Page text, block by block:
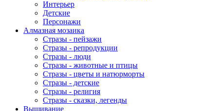
Интерьер
Детские
Персонажи
Алмазная мозаика
Стразы - пейзажи
Стразы - репродукции
Стразы - люди
Стразы - животные и птицы
Стразы - цветы и натюрморты
Стразы - детские
Стразы - религия
Стразы - сказки, легенды
Вышивание